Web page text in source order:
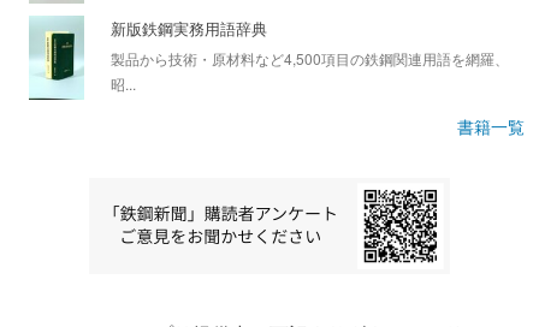
新版鉄鋼実務用語辞典
製品から技術・原材料など4,500項目の鉄鋼関連用語を網羅、
昭...
書籍一覧